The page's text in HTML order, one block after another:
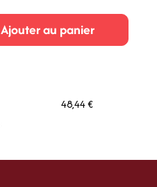
Ajouter au panier
48,44 €